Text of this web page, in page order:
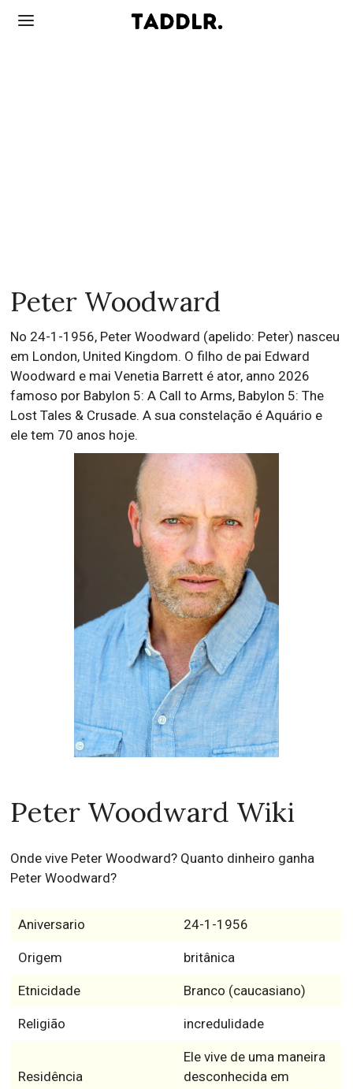
Peter Woodward
No 24-1-1956, Peter Woodward (apelido: Peter) nasceu
em London, United Kingdom. O filho de pai Edward
Woodward e mai Venetia Barrett é ator, anno 2026
famoso por Babylon 5: A Call to Arms, Babylon 5: The
Lost Tales & Crusade. A sua constelação é Aquário e
ele tem 70 anos hoje.
Peter Woodward Wiki
Onde vive Peter Woodward? Quanto dinheiro ganha
Peter Woodward?
Aniversario 24-1-1956
Origem britânica
Etnicidade Branco (caucasiano)
Religião incredulidade
Residência
Ele vive de uma maneira
desconhecida em